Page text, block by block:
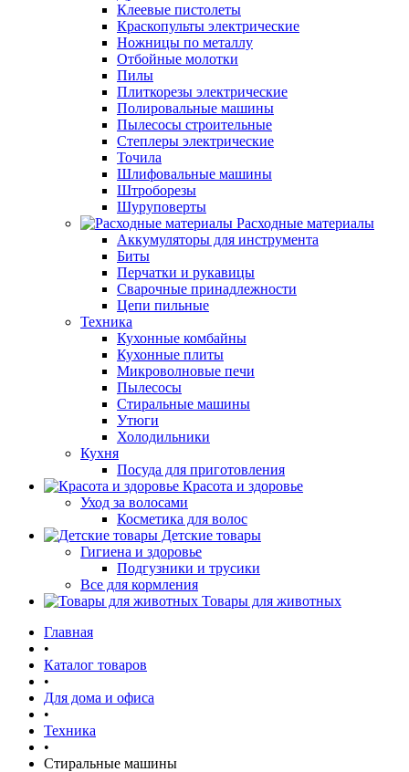
Клеевые пистолеты
Краскопульты электрические
Ножницы по металлу
Отбойные молотки
Пилы
Плиткорезы электрические
Полировальные машины
Пылесосы строительные
Степлеры электрические
Точила
Шлифовальные машины
Штроборезы
Шуруповерты
Расходные материалы
Аккумуляторы для инструмента
Биты
Перчатки и рукавицы
Сварочные принадлежности
Цепи пильные
Техника
Кухонные комбайны
Кухонные плиты
Микроволновые печи
Пылесосы
Стиральные машины
Утюги
Холодильники
Кухня
Посуда для приготовления
Красота и здоровье
Уход за волосами
Косметика для волос
Детские товары
Гигиена и здоровье
Подгузники и трусики
Все для кормления
Товары для животных
Главная
•
Каталог товаров
•
Для дома и офиса
•
Техника
•
Стиральные машины